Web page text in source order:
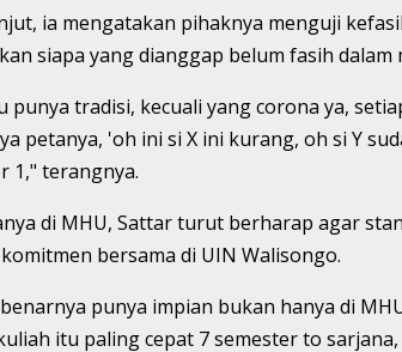
ia mengatakan pihaknya menguji
siapa yang dianggap belum fasih dalam
punya tradisi, kecuali yang corona ya,
petanya, 'oh ini si X ini kurang, oh si Y
1," terangnya.
di MHU, Sattar turut berharap agar
bersama di UIN Walisongo.
punya impian bukan hanya di
itu paling cepat 7 semester to sarjana,